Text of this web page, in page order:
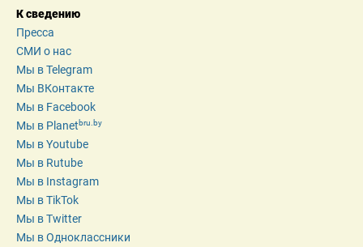
К сведению
Пресса
СМИ о нас
Мы в Telegram
Мы ВКонтакте
Мы в Facebook
Мы в Planetbru.by
Мы в Youtube
Мы в Rutube
Мы в Instagram
Мы в TikTok
Мы в Twitter
Мы в Одноклассники